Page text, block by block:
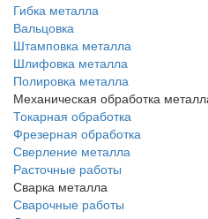
Гибка металла
Вальцовка
Штамповка металла
Шлифовка металла
Полировка металла
Механическая обработка
Токарная обработка
Фрезерная обработка
Сверление металла
Расточные работы
Сварка металла
Сварочные работы